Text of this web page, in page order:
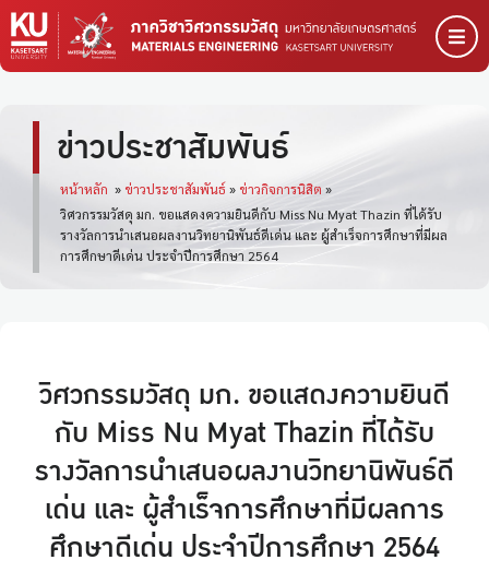
ข่าวประชาสัมพันธ์
หน้าหลัก » ข่าวประชาสัมพันธ์ » ข่าวกิจการนิสิต »
วิศวกรรมวัสดุ มก. ขอแสดงความยินดีกับ Miss Nu Myat Thazin ที่ได้รับ
รางวัลการนำเสนอผลงานวิทยานิพันธ์ดีเด่น และ ผู้สำเร็จการศึกษาที่มีผล
การศึกษาดีเด่น ประจำปีการศึกษา 2564
วิศวกรรมวัสดุ มก. ขอแสดงความยินดี
กับ Miss Nu Myat Thazin ที่ได้รับ
รางวัลการนำเสนอผลงานวิทยานิพันธ์ดี
เด่น และ ผู้สำเร็จการศึกษาที่มีผลการ
ศึกษาดีเด่น ประจำปีการศึกษา 2564